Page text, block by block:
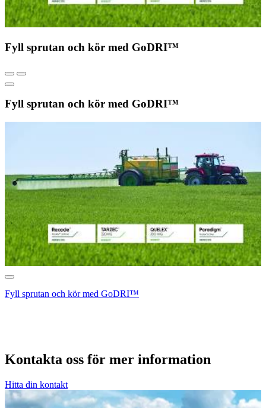
Fyll sprutan och kör med GoDRI™
Fyll sprutan och kör med GoDRI™
Fyll sprutan och kör med GoDRI™
Kontakta oss för mer information
Hitta din kontakt